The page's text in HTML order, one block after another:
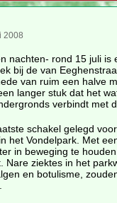
2008
nachten- rond 15 juli is
bij de van
van ruim een halve
langer stuk dat het
verbindt met
schakel gelegd
het Vondelpark. Met
in beweging te
Nare ziektes in het
en botulisme,